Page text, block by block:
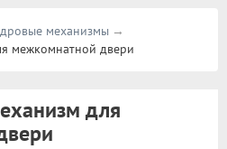
механизмы
межкомнатной двери
для